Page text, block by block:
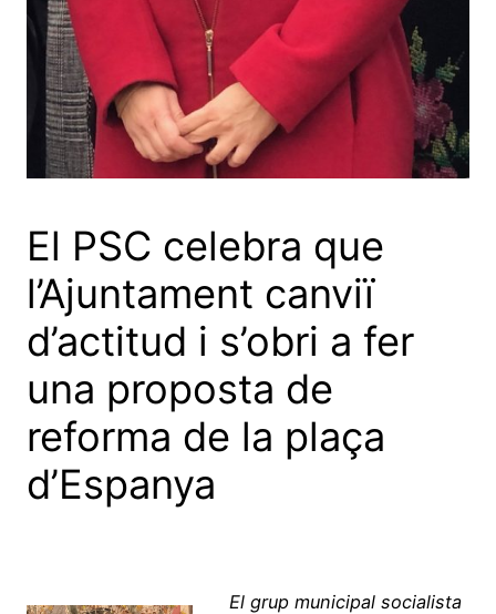
El PSC celebra que
l’Ajuntament canviï
d’actitud i s’obri a fer
una proposta de
reforma de la plaça
d’Espanya
El grup municipal socialista